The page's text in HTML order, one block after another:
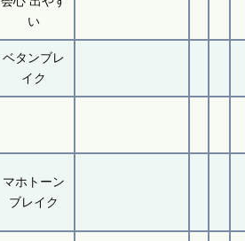
い
ベタンブレ
イク
マホトーン
ブレイク